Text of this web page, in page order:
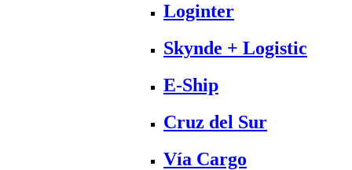
Loginter
Skynde + Logistic
E-Ship
Cruz del Sur
Vía Cargo